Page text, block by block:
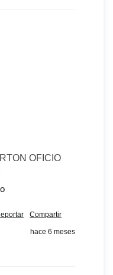
OFICIO
Compartir
hace 6 meses